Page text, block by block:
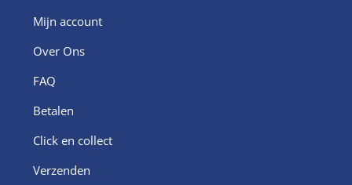
Mijn account
Over Ons
FAQ
Betalen
Click en collect
Verzenden